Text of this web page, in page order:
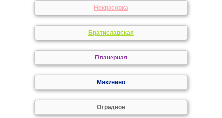
Некрасовка
Братиславская
Планерная
Мякинино
Отрадное